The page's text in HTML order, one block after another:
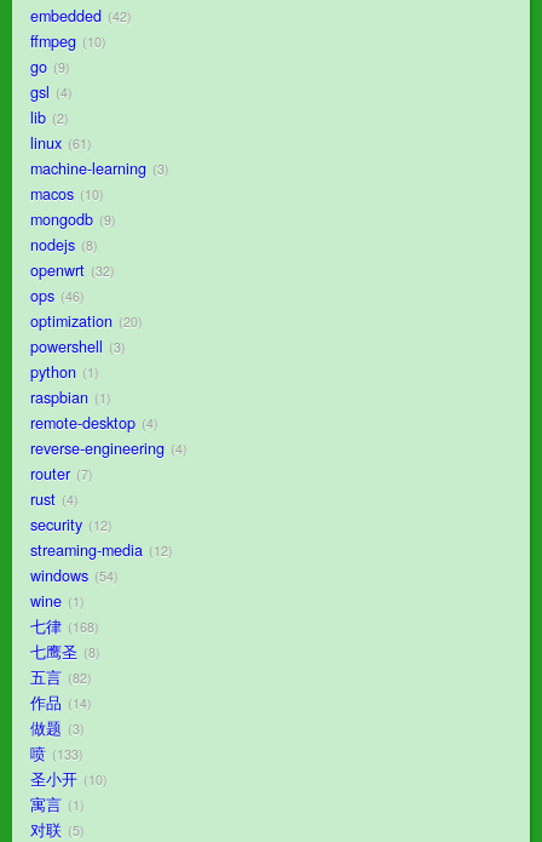
embedded 42
ffmpeg 10
go 9
gsl 4
lib 2
linux 61
machine-learning 3
macos 10
mongodb 9
nodejs 8
openwrt 32
ops 46
optimization 20
powershell 3
python 1
raspbian 1
remote-desktop 4
reverse-engineering 4
router 7
rust 4
security 12
streaming-media 12
windows 54
wine 1
七律 168
七鹰圣 8
五言 82
作品 14
做题 3
喷 133
圣小开 10
寓言 1
对联 5